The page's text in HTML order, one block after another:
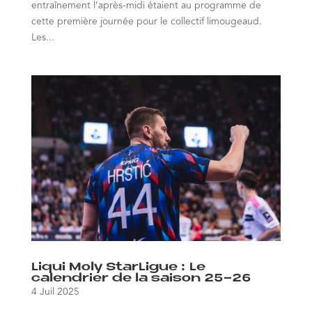
entraînement l’après-midi étaient au programme de
cette première journée pour le collectif limougeaud.
Les...
Liqui Moly StarLigue : Le
calendrier de la saison 25-26
4 Juil 2025